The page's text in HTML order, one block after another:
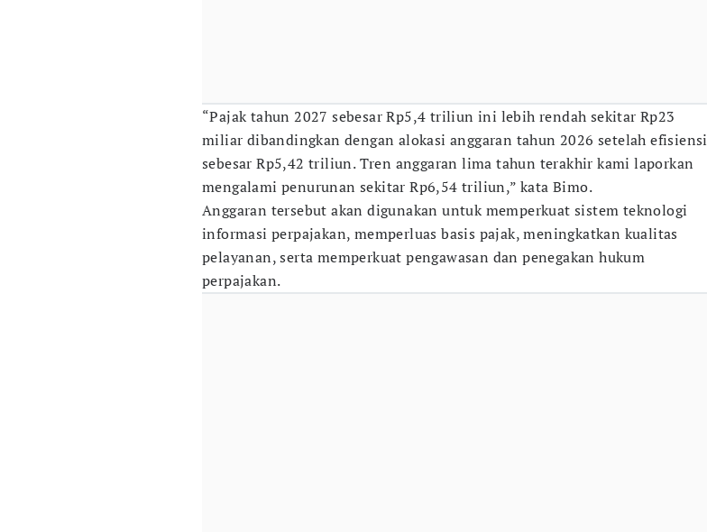
“Pajak tahun 2027 sebesar Rp5,4 triliun ini lebih rendah sekitar Rp23
miliar dibandingkan dengan alokasi anggaran tahun 2026 setelah efisiensi
sebesar Rp5,42 triliun. Tren anggaran lima tahun terakhir kami laporkan
mengalami penurunan sekitar Rp6,54 triliun,” kata Bimo.
Anggaran tersebut akan digunakan untuk memperkuat sistem teknologi
informasi perpajakan, memperluas basis pajak, meningkatkan kualitas
pelayanan, serta memperkuat pengawasan dan penegakan hukum
perpajakan.